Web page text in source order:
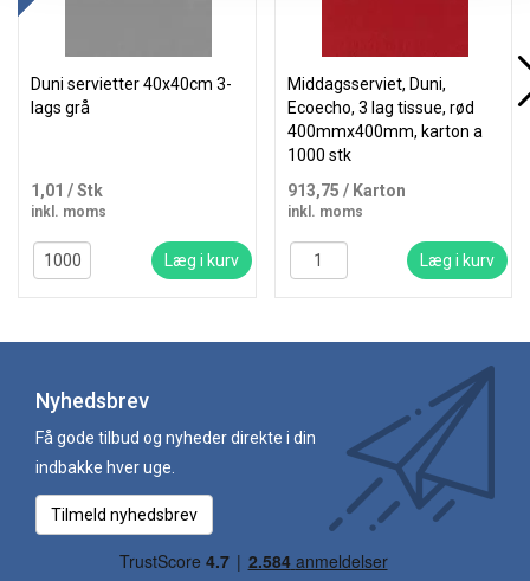
Duni servietter 40x40cm 3-
lags grå
1,01 / Stk
inkl. moms
Læg i kurv
Middagsserviet, Duni,
Ecoecho, 3 lag tissue, rød
400mmx400mm, karton a
1000 stk
913,75 / Karton
inkl. moms
Læg i kurv
Nyhedsbrev
Få gode tilbud og nyheder direkte i din
indbakke hver uge.
Tilmeld nyhedsbrev